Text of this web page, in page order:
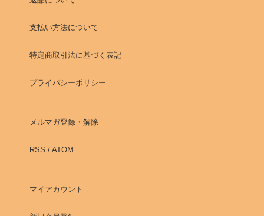
支払い方法について
特定商取引法に基づく表記
プライバシーポリシー
メルマガ登録・解除
RSS / ATOM
マイアカウント